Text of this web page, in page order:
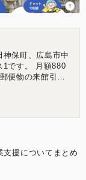
保町、広島市中
1です。 月額880
便物の来館引取
のバーチャルオ
東京都千代田
20 相生橋ビル7階
支援についてまとめ